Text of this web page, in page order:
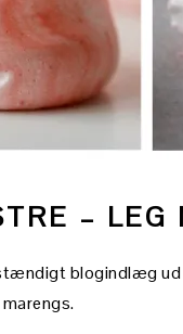
– LEG
blogindlæg ud